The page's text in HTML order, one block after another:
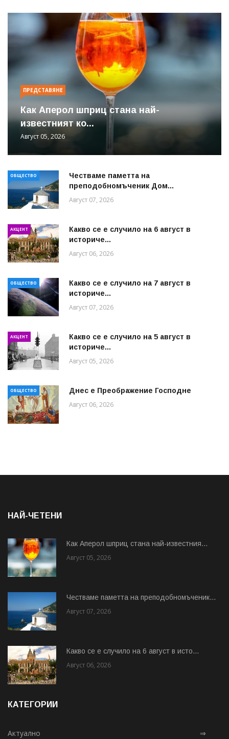
ПРЕДСТАВЯНЕ
Как Аперол шприц стана най-
известният ко...
Август 05, 2026
ОБЩЕСТВО
Честваме паметта на
преподобномъченик Дом...
Август 07, 2026
АКЦЕНТ
Какво се е случило на 6 август в
историче...
Август 06, 2026
ОБЩЕСТВО
Какво се е случило на 7 август в
историче...
Август 07, 2026
АКЦЕНТ
Какво се е случило на 5 август в
историче...
Август 05, 2026
ОБЩЕСТВО Днес е Преображение Господне
Август 06, 2026
НАЙ-ЧЕТЕНИ
Как Аперол шприц стана най-известния...
Август 05, 2026
Честваме паметта на преподобномъченик...
Август 07, 2026
Какво се е случило на 6 август в исто...
Август 06, 2026
КАТЕГОРИИ
Актуално ⇒